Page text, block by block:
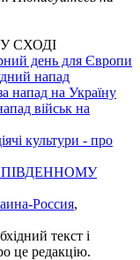
СХОДІ
день для Європи
напад
напад на Україну
військ на
культури - про
ПІВДЕННОМУ
Россия,
текст і
це редакцію.